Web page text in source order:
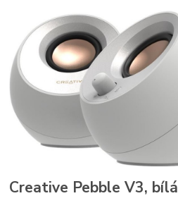
Creative Pebble V3, bílá